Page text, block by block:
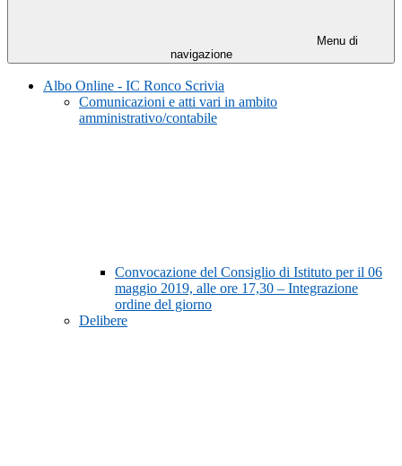
Menu di
navigazione
Albo Online - IC Ronco Scrivia
Comunicazioni e atti vari in ambito
amministrativo/contabile
Convocazione del Consiglio di Istituto per il 06
maggio 2019, alle ore 17,30 – Integrazione
ordine del giorno
Delibere